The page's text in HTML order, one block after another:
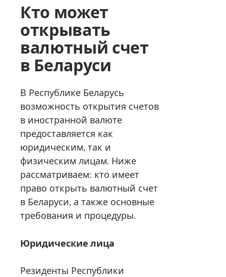
Кто может
открывать
валютный счет
в Беларуси
В Республике Беларусь
возможность открытия счетов
в иностранной валюте
предоставляется как
юридическим, так и
физическим лицам. Ниже
рассматриваем: кто имеет
право открыть валютный счет
в Беларуси, а также основные
требования и процедуры.
Юридические лица
Резиденты Республики